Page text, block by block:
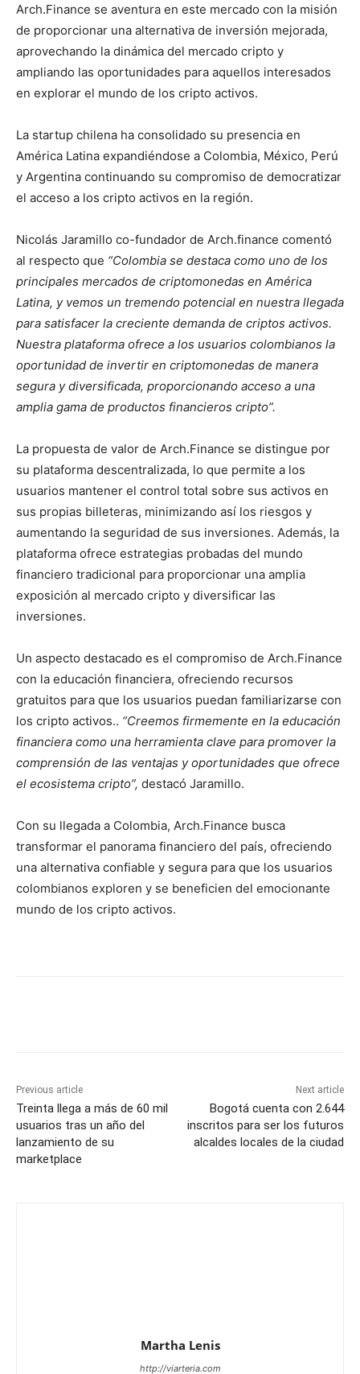
Arch.Finance se aventura en este mercado con la misión
de proporcionar una alternativa de inversión mejorada,
aprovechando la dinámica del mercado cripto y
ampliando las oportunidades para aquellos interesados
en explorar el mundo de los cripto activos.
La startup chilena ha consolidado su presencia en
América Latina expandiéndose a Colombia, México, Perú
y Argentina continuando su compromiso de democratizar
el acceso a los cripto activos en la región.
Nicolás Jaramillo co-fundador de Arch.finance comentó
al respecto que “Colombia se destaca como uno de los
principales mercados de criptomonedas en América
Latina, y vemos un tremendo potencial en nuestra llegada
para satisfacer la creciente demanda de criptos activos.
Nuestra plataforma ofrece a los usuarios colombianos la
oportunidad de invertir en criptomonedas de manera
segura y diversificada, proporcionando acceso a una
amplia gama de productos financieros cripto”.
La propuesta de valor de Arch.Finance se distingue por
su plataforma descentralizada, lo que permite a los
usuarios mantener el control total sobre sus activos en
sus propias billeteras, minimizando así los riesgos y
aumentando la seguridad de sus inversiones. Además, la
plataforma ofrece estrategias probadas del mundo
financiero tradicional para proporcionar una amplia
exposición al mercado cripto y diversificar las
inversiones.
Un aspecto destacado es el compromiso de Arch.Finance
con la educación financiera, ofreciendo recursos
gratuitos para que los usuarios puedan familiarizarse con
los cripto activos.. “Creemos firmemente en la educación
financiera como una herramienta clave para promover la
comprensión de las ventajas y oportunidades que ofrece
el ecosistema cripto”, destacó Jaramillo.
Con su llegada a Colombia, Arch.Finance busca
transformar el panorama financiero del país, ofreciendo
una alternativa confiable y segura para que los usuarios
colombianos exploren y se beneficien del emocionante
mundo de los cripto activos.
Previous article
Treinta llega a más de 60 mil
usuarios tras un año del
lanzamiento de su
marketplace
Next article
Bogotá cuenta con 2.644
inscritos para ser los futuros
alcaldes locales de la ciudad
Martha Lenis
http://viarteria.com